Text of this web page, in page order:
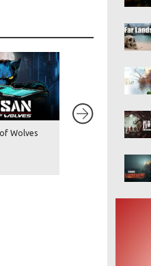
Wolves
Red Dead
prodanih
V je na čak 230